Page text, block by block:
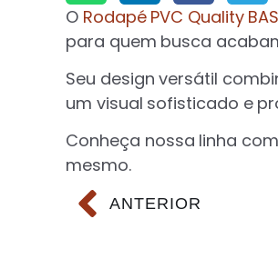
O Rodapé PVC Quality
para quem busca
Seu design versátil
um visual sofisticado e
Conheça nossa linha
mesmo.
ANTERIOR